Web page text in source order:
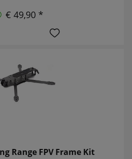
€ 49,90 *
Range FPV Frame Kit